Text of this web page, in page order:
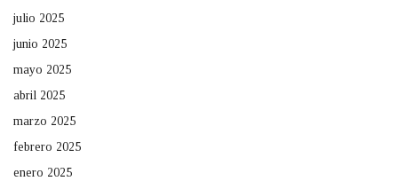
julio 2025
junio 2025
mayo 2025
abril 2025
marzo 2025
febrero 2025
enero 2025